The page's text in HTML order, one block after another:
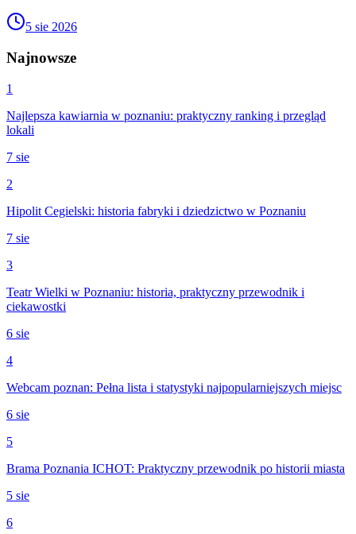
5 sie 2026
Najnowsze
1
Najlepsza kawiarnia w poznaniu: praktyczny ranking i przegląd
lokali
7 sie
2
Hipolit Cegielski: historia fabryki i dziedzictwo w Poznaniu
7 sie
3
Teatr Wielki w Poznaniu: historia, praktyczny przewodnik i
ciekawostki
6 sie
4
Webcam poznan: Pełna lista i statystyki najpopularniejszych miejsc
6 sie
5
Brama Poznania ICHOT: Praktyczny przewodnik po historii miasta
5 sie
6